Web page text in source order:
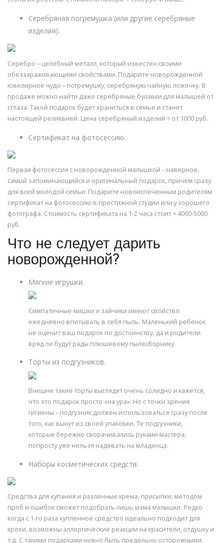
Серебряная погремушка (или другие серебряные
изделия).
Серебро – целебный металл, который известен своими
обеззараживающими свойствами. Подарите новорожденной
ювелирное чудо – погремушку, серебряную чайную ложечку. В
продаже можно найти даже серебряные булавки для малышей от
сглаза. Такой подарок будет храниться в семье и станет
настоящей реликвией. Цена серебряный изделий ≈ от 1000 руб.
Сертификат на фотосессию.
Первая фотосессия с новорожденной малышкой – наверное,
самый запоминающийся и оригинальный подарок, причем сразу
для всей молодой семьи. Подарите новоиспеченным родителям
сертификат на фотосессию в престижной студии или у хорошего
фотографа. Стоимость сертификата на 1-2 часа стоит ≈ 4000-5000
руб.
Что не следует дарить
новорожденной?
Мягкие игрушки.
Симпатичные мишки и зайчики имеют свойство
ежедневно впитывать в себя пыль. Маленький ребенок
не оценит ваш подарок по достоинству, да и родители
вряд ли будут рады плюшевому пылесборнику.
Торты из подгузников.
Внешне такие торты выглядят очень солидно и кажется,
что это подарок просто «на ура». Но с точки зрения
гигиены – подгузник должен использоваться сразу после
того, как вынут из своей упаковки. Те подгузники,
которые бережно сворачивались руками мастера,
попросту уже нельзя надевать на младенца.
Наборы косметических средств.
Средства для купания и различные крема, присыпки, методом
проб и ошибок сможет подобрать лишь мама малышки. Редко
когда с 1-го раза купленное средство идеально подходит для
крохи, возможны аллергические реакции на красители, отдушку и
т.д. С такими подарками нужно быть предельно осторожными,